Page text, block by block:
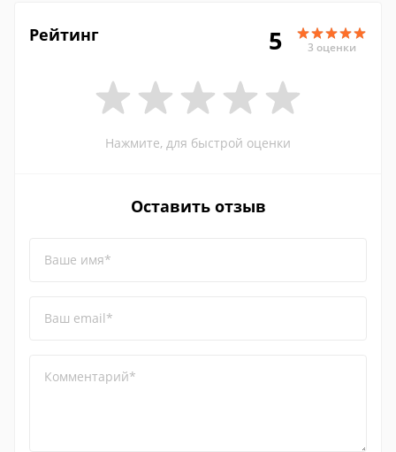
Рейтинг 5 3 оценки
Нажмите, для быстрой оценки
Оставить отзыв
Ваше имя*
Ваш email*
Комментарий*